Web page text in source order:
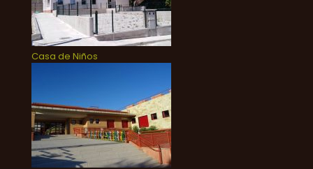
Casa de Niños